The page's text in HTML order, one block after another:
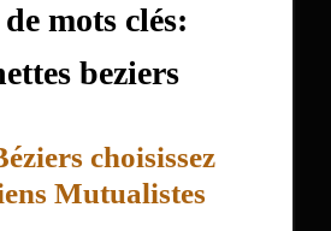
mots clés:
beziers
choisissez
Mutualistes